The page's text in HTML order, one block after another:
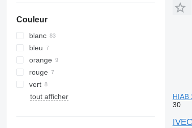
Couleur
blanc
bleu
orange
rouge
vert
tout afficher
HIAB
30